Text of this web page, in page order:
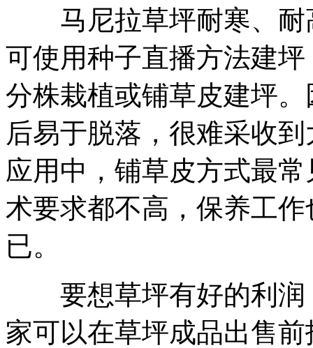
马尼拉草坪耐寒、耐
可使用种子直播方法建
分株栽植或铺草皮建坪
后易于脱落，很难采收
应用中，铺草皮方式最
术要求都不高，保养工
已。
要想草坪有好的利润
家可以在草坪成品出售